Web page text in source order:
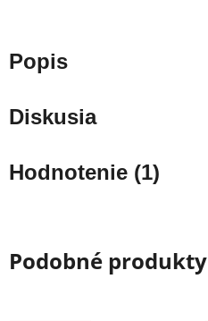
Popis
Diskusia
Hodnotenie (1)
Podobné produkty